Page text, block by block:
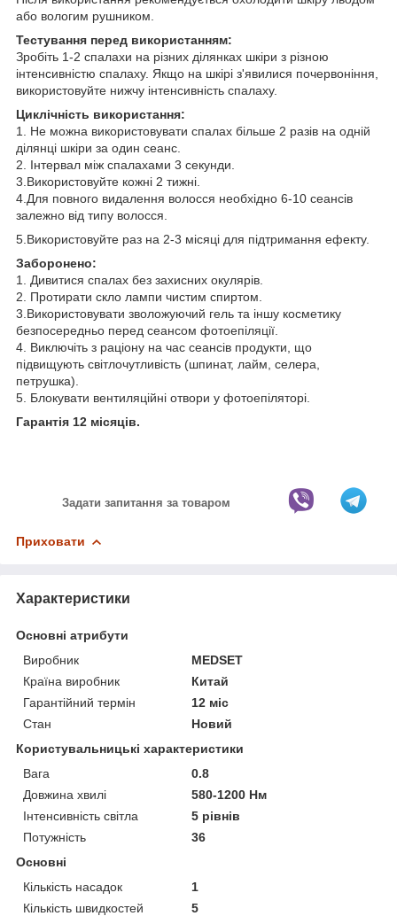
або вологим рушником.
Тестування перед використанням:
Зробіть 1-2 спалахи на різних ділянках шкіри з різною
інтенсивністю спалаху. Якщо на шкірі з'явилися почервоніння,
використовуйте нижчу інтенсивність спалаху.
Циклічність використання:
1. Не можна використовувати спалах більше 2 разів на одній
ділянці шкіри за один сеанс.
2. Інтервал між спалахами 3 секунди.
3.Використовуйте кожні 2 тижні.
4.Для повного видалення волосся необхідно 6-10 сеансів
залежно від типу волосся.
5.Використовуйте раз на 2-3 місяці для підтримання ефекту.
Заборонено:
1. Дивитися спалах без захисних окулярів.
2. Протирати скло лампи чистим спиртом.
3.Використовувати зволожуючий гель та іншу косметику
безпосередньо перед сеансом фотоепіляції.
4. Виключіть з раціону на час сеансів продукти, що
підвищують світлочутливість (шпинат, лайм, селера,
петрушка).
5. Блокувати вентиляційні отвори у фотоепіляторі.
Гарантія 12 місяців.
Задати запитання за товаром
Приховати
Характеристики
Основні атрибути
Виробник
MEDSET
Країна виробник
Китай
Гарантійний термін
12 міс
Стан
Новий
Користувальницькі характеристики
Вага
0.8
Довжина хвилі
580-1200 Нм
Інтенсивність світла
5 рівнів
Потужність
36
Основні
Кількість насадок
1
Кількість швидкостей
5